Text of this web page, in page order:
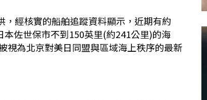
，經核實的船舶追蹤資料顯示，近期有約
本佐世保市不到150英里(約241公里)的海
視為北京對美日同盟與區域海上秩序的最新